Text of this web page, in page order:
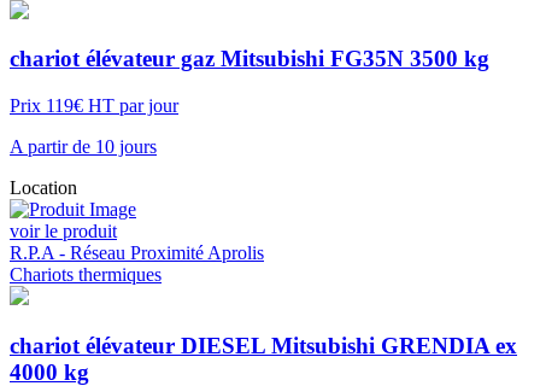
chariot élévateur gaz Mitsubishi FG35N 3500 kg
Prix 119€ HT par jour
A partir de 10 jours
Location
voir le produit
R.P.A - Réseau Proximité Aprolis
Chariots thermiques
chariot élévateur DIESEL Mitsubishi GRENDIA ex
4000 kg